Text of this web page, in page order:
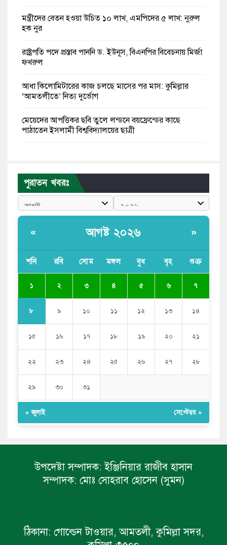
মন্ত্রীদের বেতন হওয়া উচিত ১০ লাখ, এমপিদের ৫ লাখ: নুরুল
হক নুর
রাষ্ট্রপতি পদে প্রস্তাব পাননি ড. ইউনূস, বিএনপির বিবেচনায় মির্জা
ফখরুল
আধা কিলোমিটারের কাজ চলছে মাসের পর মাস: কুমিল্লার
‘আমতলীতে’ নিত্য দুর্ভোগ
মেয়েদের আপত্তিকর ছবি তুলে লন্ডনে বয়ফ্রেন্ডের কাছে
পাঠাতেন ইসলামী বিশ্ববিদ্যালয়ের ছাত্রী
পাঁচ দেশি মাছে মিলল মাইক্রোপ্লাস্টিক, সবচেয়ে বেশি কই মাছে
বাংলাদেশী কর্মীদের আকামা নিয়ে বড় সুখবর দিলো সৌদি
সজীব ওয়াজেদ জয়
পুরাতন খবরঃ
« আগষ্ট ২০২৬ »
শনি রবি সোম মঙ্গল বুধ বৃহ শুক্র
১ ২ ৩ ৪ ৫ ৬ ৭
৮ ৯ ১০ ১১ ১২ ১৩ ১৪
১৫ ১৬ ১৭ ১৮ ১৯ ২০ ২১
২২ ২৩ ২৪ ২৫ ২৬ ২৭ ২৮
২৯ ৩০ ৩১
« জুলাই সেপ্টেম্বর »
উপদেষ্টা সম্পাদক: ইঞ্জিনিয়ার রাজীব হাসান
সম্পাদক: মোঃ সোহরাব হোসেন (সুমন)
ঠিকানা: গোল্ডেন টাওয়ার, আমতলী, কুমিল্লা সদর,